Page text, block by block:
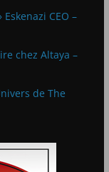
CEO –
chez Altaya –
de The